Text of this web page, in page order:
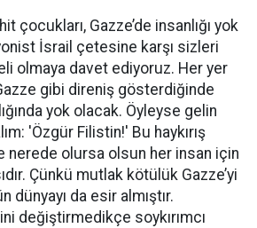
çocukları, Gazze’de insanlığı yok
İsrail çetesine karşı sizleri
olmaya davet ediyoruz. Her yer
gibi direniş gösterdiğinde
yok olacak. Öyleyse gelin
'Özgür Filistin!' Bu haykırış
nerede olursa olsun her insan için
Çünkü mutlak kötülük Gazze’yi
dünyayı da esir almıştır.
değiştirmedikçe soykırımcı